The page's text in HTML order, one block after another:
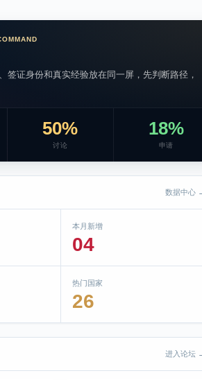
签证身份和真实经验放在同一屏，先判断路径，
50%
讨论
18%
申请
数据中心
本月新增
04
热门国家
26
进入论坛